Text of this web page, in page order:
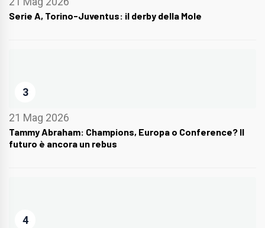
Serie A, Torino-Juventus: il derby della Mole
3
21 Mag 2026
Tammy Abraham: Champions, Europa o Conference? Il
futuro è ancora un rebus
4